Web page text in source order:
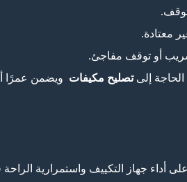
معتادة.
أو توقف مفاجئ.
إلىتصليح مكيفات ويضمن عمرًا
أداء جهاز التكييف واستمرارية